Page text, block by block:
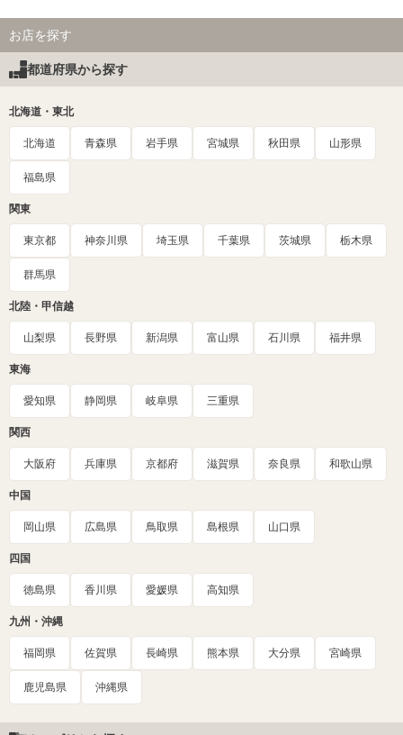
お店を探す
都道府県から探す
北海道・東北
北海道 青森県 岩手県 宮城県 秋田県 山形県
福島県
関東
東京都 神奈川県 埼玉県 千葉県 茨城県 栃木県
群馬県
北陸・甲信越
山梨県 長野県 新潟県 富山県 石川県 福井県
東海
愛知県 静岡県 岐阜県 三重県
関西
大阪府 兵庫県 京都府 滋賀県 奈良県 和歌山県
中国
岡山県 広島県 鳥取県 島根県 山口県
四国
徳島県 香川県 愛媛県 高知県
九州・沖縄
福岡県 佐賀県 長崎県 熊本県 大分県 宮崎県
鹿児島県 沖縄県